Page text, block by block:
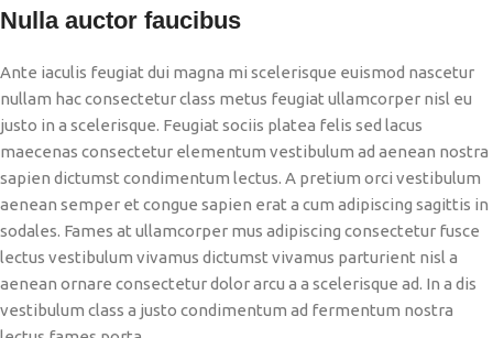
Nulla auctor faucibus
Ante iaculis feugiat dui magna mi scelerisque euismod nascetur
nullam hac consectetur class metus feugiat ullamcorper nisl eu
justo in a scelerisque. Feugiat sociis platea felis sed lacus
maecenas consectetur elementum vestibulum ad aenean nostra
sapien dictumst condimentum lectus. A pretium orci vestibulum
aenean semper et congue sapien erat a cum adipiscing sagittis in
sodales. Fames at ullamcorper mus adipiscing consectetur fusce
lectus vestibulum vivamus dictumst vivamus parturient nisl a
aenean ornare consectetur dolor arcu a a scelerisque ad. In a dis
vestibulum class a justo condimentum ad fermentum nostra